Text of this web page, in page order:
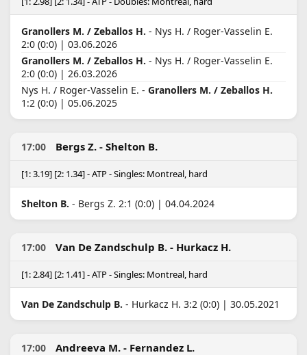
Granollers M. / Zeballos H. - Nys H. / Roger-Vasselin E.
2:0 (0:0) | 03.06.2026
Granollers M. / Zeballos H. - Nys H. / Roger-Vasselin E.
2:0 (0:0) | 26.03.2026
Nys H. / Roger-Vasselin E. - Granollers M. / Zeballos H.
1:2 (0:0) | 05.06.2025
17:00 Bergs Z. - Shelton B.
[1: 3.19] [2: 1.34] - ATP - Singles: Montreal, hard
Shelton B. - Bergs Z. 2:1 (0:0) | 04.04.2024
17:00 Van De Zandschulp B. - Hurkacz H.
[1: 2.84] [2: 1.41] - ATP - Singles: Montreal, hard
Van De Zandschulp B. - Hurkacz H. 3:2 (0:0) | 30.05.2021
17:00 Andreeva M. - Fernandez L.